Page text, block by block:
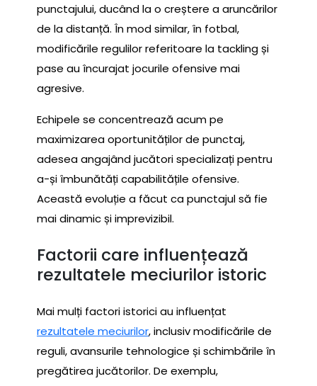
punctajului, ducând la o creștere a aruncărilor
de la distanță. În mod similar, în fotbal,
modificările regulilor referitoare la tackling și
pase au încurajat jocurile ofensive mai
agresive.
Echipele se concentrează acum pe
maximizarea oportunităților de punctaj,
adesea angajând jucători specializați pentru
a-și îmbunătăți capabilitățile ofensive.
Această evoluție a făcut ca punctajul să fie
mai dinamic și imprevizibil.
Factorii care influențează
rezultatele meciurilor istoric
Mai mulți factori istorici au influențat
rezultatele meciurilor, inclusiv modificările de
reguli, avansurile tehnologice și schimbările în
pregătirea jucătorilor. De exemplu,